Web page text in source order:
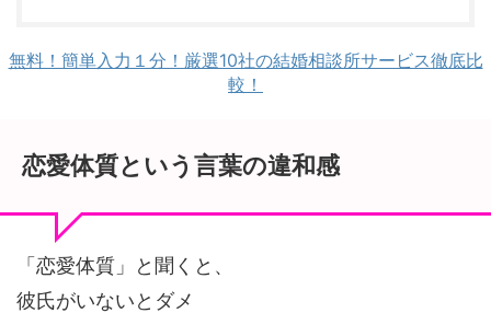
無料！簡単入力１分！厳選10社の結婚相談所サービス徹底比
較！
恋愛体質という言葉の違和感
「恋愛体質」と聞くと、
彼氏がいないとダメ